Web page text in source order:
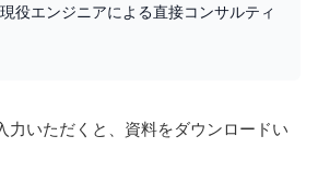
役エンジニアによる直接コンサルティ
力いただくと、資料をダウンロードい